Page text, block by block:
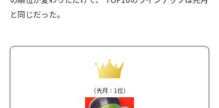
と同じだった。
（先月：1位）